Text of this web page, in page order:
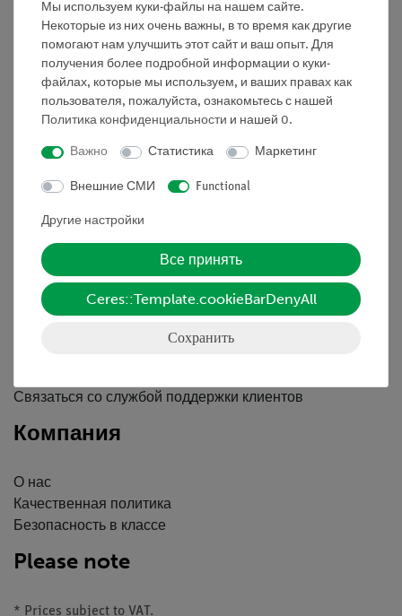
Nach oben
Информация
Контактное лицо
Условия сотрудничества
Вводные данные
Обслуживание
Краткий обзор услуг
Связаться со службой поддержки клиентов
Компания
О нас
Качественная политика
Безопасность в классе
Please note
* Prices subject to VAT.
Мы используем куки-файлы на нашем сайте.
Некоторые из них очень важны, в то время как другие
помогают нам улучшить этот сайт и ваш опыт. Для
получения более подробной информации о куки-
файлах, которые мы используем, и ваших правах как
пользователя, пожалуйста, ознакомьтесь с нашей
Политика конфиденциальности и нашей 0.
Важно Статистика Маркетинг
Внешние СМИ Functional
Другие настройки
Все принять
Ceres::Template.cookieBarDenyAll
Сохранить